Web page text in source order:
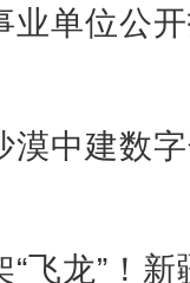
业单位公
漠中建数字
“飞龙”！